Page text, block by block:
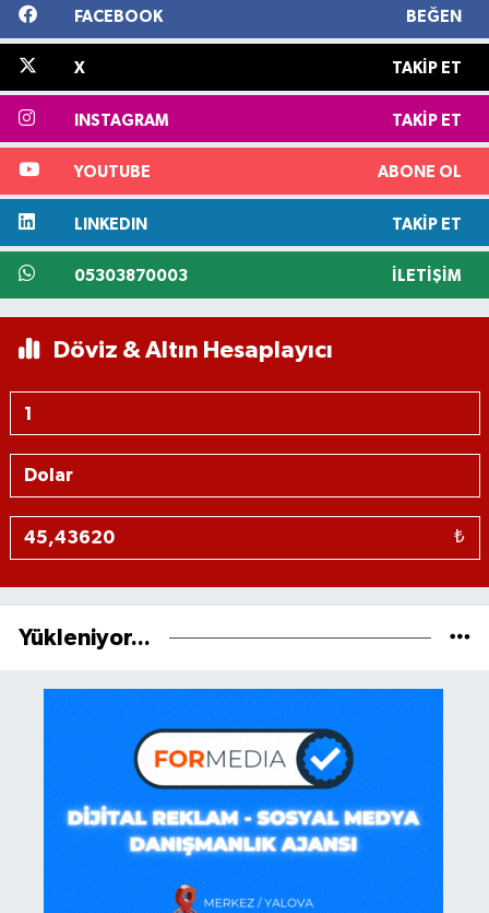
FACEBOOK BEĞEN
X TAKIP ET
INSTAGRAM TAKIP ET
YOUTUBE ABONE OL
LINKEDIN TAKIP ET
05303870003 İLETIŞIM
Döviz & Altın Hesaplayıcı
₺
Yükleniyor...